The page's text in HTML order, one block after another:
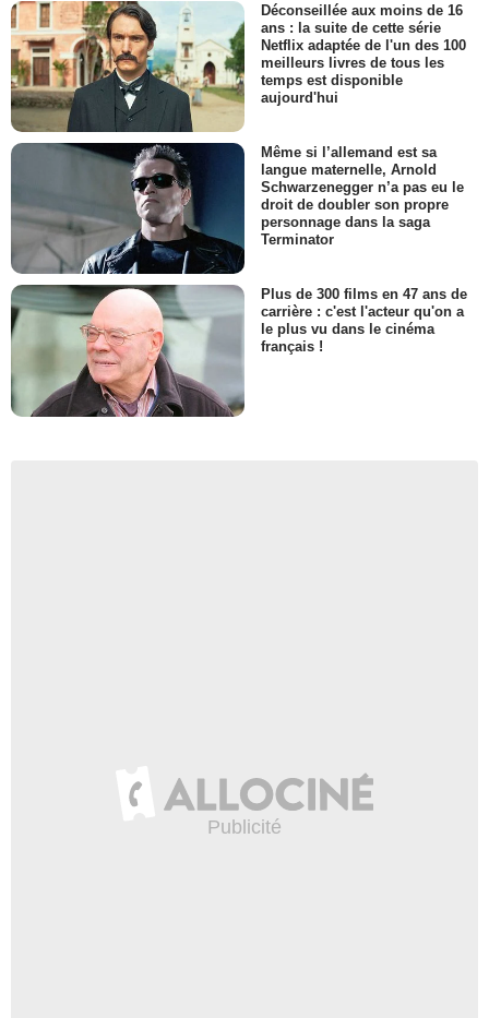
Déconseillée aux moins de 16
ans : la suite de cette série
Netflix adaptée de l'un des 100
meilleurs livres de tous les
temps est disponible
aujourd'hui
Même si l’allemand est sa
langue maternelle, Arnold
Schwarzenegger n’a pas eu le
droit de doubler son propre
personnage dans la saga
Terminator
Plus de 300 films en 47 ans de
carrière : c'est l'acteur qu'on a
le plus vu dans le cinéma
français !